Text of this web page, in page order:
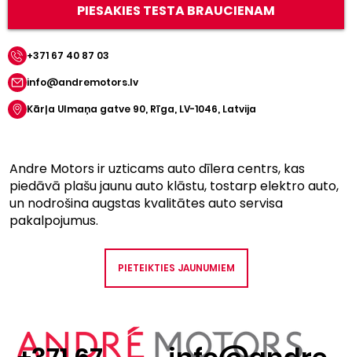
PIESAKIES TESTA BRAUCIENAM
+371 67 40 87 03
Kārļa Ulmaņa gatve 90, Rīga, LV-1046, Latvija
info@andremotors.lv
Andre Motors ir uzticams auto dīlera centrs, kas
piedāvā plašu jaunu auto klāstu, tostarp elektro auto,
un nodrošina augstas kvalitātes auto servisa
pakalpojumus.
PIETEIKTIES JAUNUMIEM